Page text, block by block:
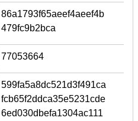
86a1793f65aeef4aeef4b
479fc9b2bca
77053664
599fa5a8dc521d3f491ca
fcb65f2ddca35e5231cde
6ed030dbefa1304ac111